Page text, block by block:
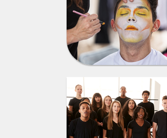
Södermanlands län
Uppsala län
Värmlands län
Västernorrlands län
Västmanlands län
Falkenberg
Falköping
Fengersfors
Floda
Granbergsdal